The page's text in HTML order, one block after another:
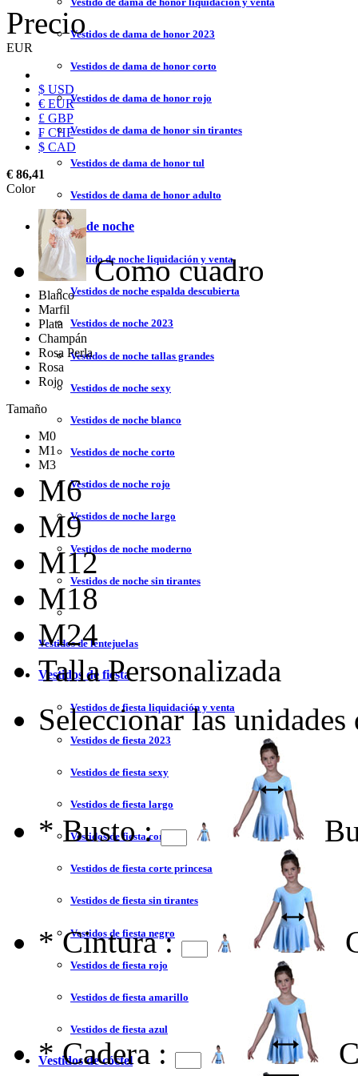
Vestidos de dama de honor 2023
Vestidos de dama de honor corto
Vestidos de dama de honor rojo
Vestidos de dama de honor sin tirantes
Vestidos de dama de honor tul
Vestidos de dama de honor adulto
Vestidos de noche
Vestido de noche liquidación y venta
Vestidos de noche espalda descubierta
Vestidos de noche 2023
Vestidos de noche tallas grandes
Vestidos de noche sexy
Vestidos de noche blanco
Vestidos de noche corto
Vestidos de noche rojo
Vestidos de noche largo
Vestidos de noche moderno
Vestidos de noche sin tirantes
Vestidos de lentejuelas
Vestidos de fiesta
Vestidos de fiesta liquidación y venta
Vestidos de fiesta 2023
Vestidos de fiesta sexy
Vestidos de fiesta largo
Vestidos de fiesta corto
Vestidos de fiesta corte princesa
Vestidos de fiesta sin tirantes
Vestidos de fiesta negro
Vestidos de fiesta rojo
Vestidos de fiesta amarillo
Vestidos de fiesta azul
Vestidos de cóctel
Precio
EUR
$ USD
€ EUR
£ GBP
₣ CHF
$ CAD
€ 86,41
Color
Como cuadro
Blanco
Marfil
Plata
Champán
Rosa Perla
Rosa
Rojo
Tamaño
M0
M1
M3
M6
M9
M12
M18
M24
Talla Personalizada
Seleccionar las
* Busto :
* Cintura :
* Cadera :